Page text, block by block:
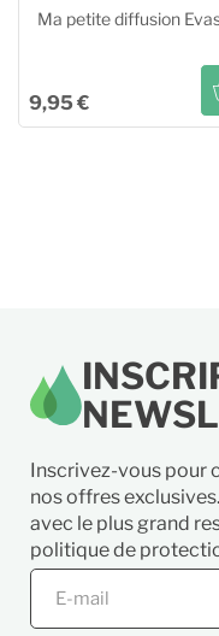
Ma petite diffusion
9,95 €
Inscrivez-vous pour
nos offres
avec le plus grand
politique de